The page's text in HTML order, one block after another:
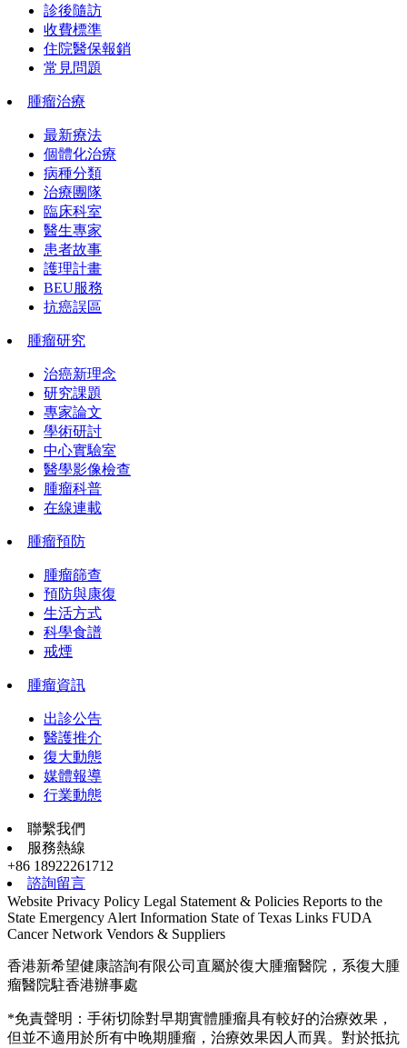
診後隨訪
收費標準
住院醫保報銷
常見問題
腫瘤治療
最新療法
個體化治療
病種分類
治療團隊
臨床科室
醫生專家
患者故事
護理計畫
BEU服務
抗癌誤區
腫瘤研究
治癌新理念
研究課題
專家論文
學術研討
中心實驗室
醫學影像檢查
腫瘤科普
在線連載
腫瘤預防
腫瘤篩查
預防與康復
生活方式
科學食譜
戒煙
腫瘤資訊
出診公告
醫護推介
復大動態
媒體報導
行業動態
聯繫我們
服務熱線
+86 18922261712
諮詢留言
Website Privacy Policy Legal Statement & Policies Reports to the
State Emergency Alert Information State of Texas Links FUDA
Cancer Network Vendors & Suppliers
香港新希望健康諮詢有限公司直屬於復大腫瘤醫院，系復大腫
瘤醫院駐香港辦事處
*免責聲明：手術切除對早期實體腫瘤具有較好的治療效果，
但並不適用於所有中晚期腫瘤，治療效果因人而異。對於抵抗